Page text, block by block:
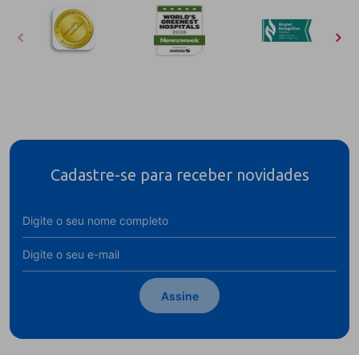
Cadastre-se para receber novidades
Assine